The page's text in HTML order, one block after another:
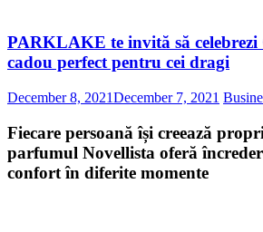
PARKLAKE te invită să
cadou perfect pentru cei dragi
December 8, 2021December 7, 2021
Fiecare persoană își creează
parfumul Novellista oferă
confort în diferite momente